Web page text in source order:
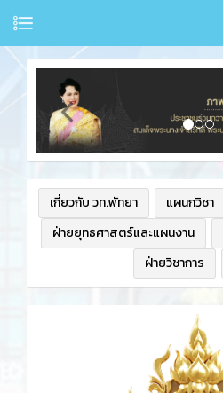
เกี่ยวกับ วท.พัทยา แผนกวิชา
ฝ่ายยุทธศาสตร์และแผนงาน
ฝ่ายวิชาการ